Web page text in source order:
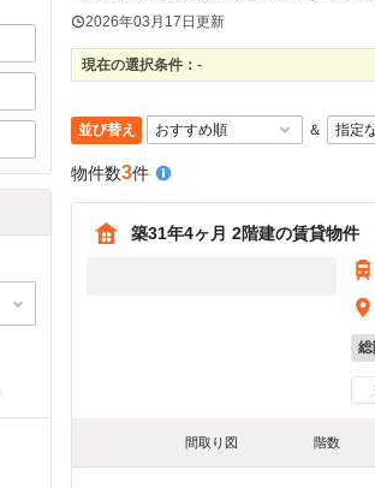
2026年03月17日更新
現在の選択条件： -
並び替え ＆
物件数3件
築31年4ヶ月 2階建の賃貸物件
総
間取り図 階数